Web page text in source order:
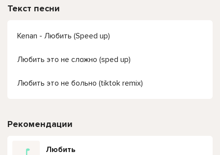
Текст песни
Kenan - Любить (Speed up)
Любить это не сложно (sped up)
Любить это не больно (tiktok remix)
Рекомендации
Любить